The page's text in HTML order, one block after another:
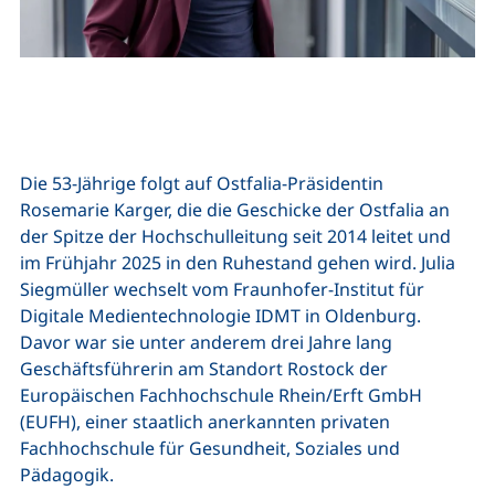
Die 53-Jährige folgt auf Ostfalia-Präsidentin
Rosemarie Karger, die die Geschicke der Ostfalia an
der Spitze der Hochschulleitung seit 2014 leitet und
im Frühjahr 2025 in den Ruhestand gehen wird. Julia
Siegmüller wechselt vom Fraunhofer-Institut für
Digitale Medientechnologie IDMT in Oldenburg.
Davor war sie unter anderem drei Jahre lang
Geschäftsführerin am Standort Rostock der
Europäischen Fachhochschule Rhein/Erft GmbH
(EUFH), einer staatlich anerkannten privaten
Fachhochschule für Gesundheit, Soziales und
Pädagogik.